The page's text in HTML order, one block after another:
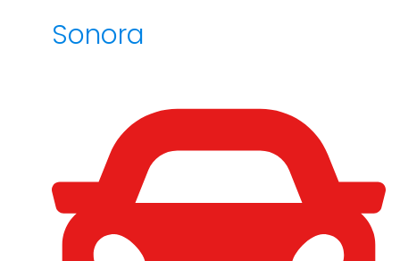
Sonora